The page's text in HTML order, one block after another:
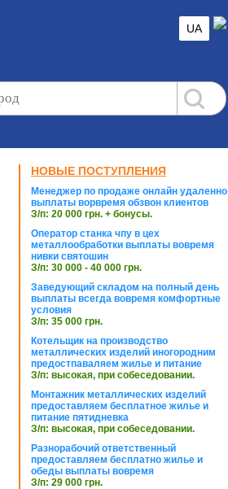
UA
НОВЫЕ ПОСТУПЛЕНИЯ
Менеджер по продаже онлайн удаленно
выплаты ворвремя обзвон клиентов
З/п: 20 000 грн. + бонусы.
Оператор станка чпу в цех
металлообработки выплаты вовремя
нивки святошин
З/п: 30 000 - 40 000 грн.
Заведующий складом на полный день
выплаты всегда вовремя комфортные
условия
З/п: 35 000 грн.
Котельщик на производство
металлических изделий иногородним
предостпаваляем жилье и питание
З/п: высокая, при собеседовании.
Монтажник металлических изделий
предоставляем бесплатное жилье и
питание пятидневка
З/п: высокая, при собеседовании.
Разнорабочий ответственный
предоставляем бесплатно жилье и
обеды выплаты вовремя
З/п: 29 000 грн.